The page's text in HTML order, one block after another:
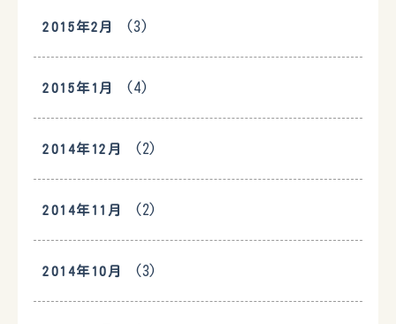
2015年2月 (3)
2015年1月 (4)
2014年12月 (2)
2014年11月 (2)
2014年10月 (3)